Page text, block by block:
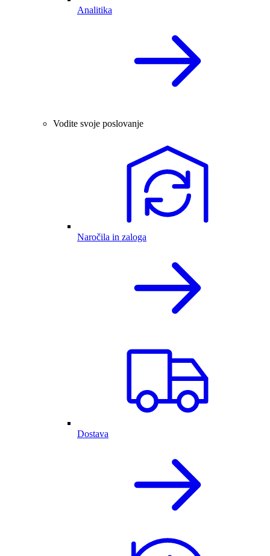
Analitika
Vodite svoje poslovanje
Naročila in zaloga
Dostava